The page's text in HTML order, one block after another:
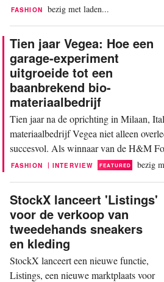
worden op grote schaal gedeeld op
van advertenties, met name van
FASHION bezig met laden...
Tien jaar Vegea: Hoe een
garage-experiment
uitgroeide tot een
baanbrekend bio-
materiaalbedrijf
Tien jaar na de oprichting in Milaan,
materiaalbedrijf Vegea niet alleen
succesvol. Als winnaar van de H&M
Award in 2017, gebruikte het bedrijf de
FASHION | INTERVIEW FEATURED bezig
StockX lanceert 'Listings'
voor de verkoop van
tweedehands sneakers
en kleding
StockX lanceert een nieuwe functie,
Listings, een nieuwe marktplaats voor